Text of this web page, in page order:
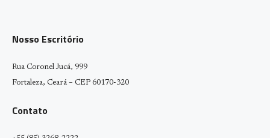
Nosso Escritório
Rua Coronel Jucá, 999
Fortaleza, Ceará – CEP 60170-320
Contato